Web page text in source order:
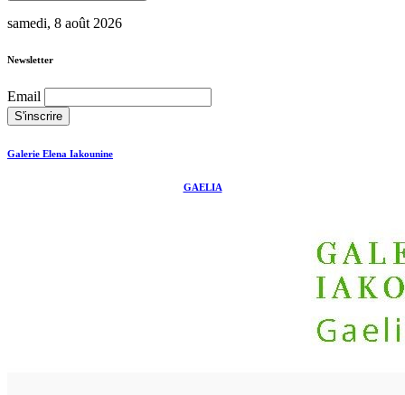
samedi, 8 août 2026
Newsletter
Email
Galerie Elena Iakounine
GAELIA